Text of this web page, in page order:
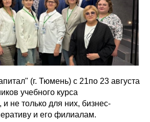
(г. Тюмень) с 21по 23 августа
учебного курса
не только для них, бизнес-
и его филиалам.